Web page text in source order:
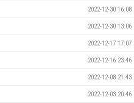
2022-12-30 16:08
2022-12-30 13:06
2022-12-17 17:07
2022-12-16 23:46
2022-12-08 21:43
2022-12-03 20:46